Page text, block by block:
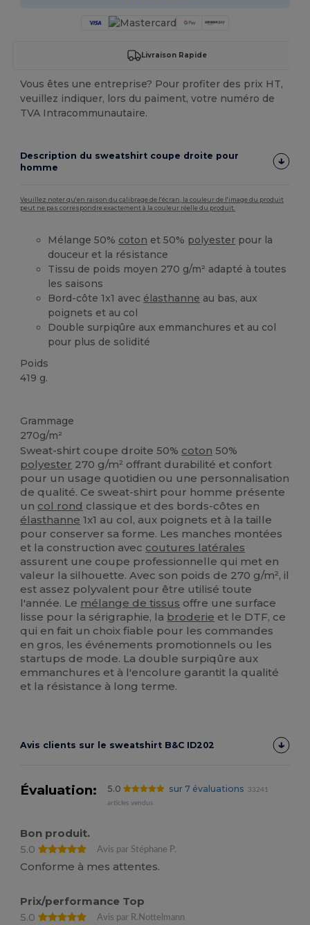
Livraison Rapide
Vous êtes une entreprise? Pour profiter des prix HT,
veuillez indiquer, lors du paiment, votre numéro de
TVA Intracommunautaire.
Description du sweatshirt coupe droite pour
homme
Veuillez noter qu'en raison du calibrage de l'écran, la couleur de l'image du produit
peut ne pas correspondre exactement à la couleur réelle du produit.
Mélange 50% coton et 50% polyester pour la
douceur et la résistance
Tissu de poids moyen 270 g/m² adapté à toutes
les saisons
Bord-côte 1x1 avec élasthanne au bas, aux
poignets et au col
Double surpiqûre aux emmanchures et au col
pour plus de solidité
Poids
419 g.
Grammage
270g/m²
Sweat-shirt coupe droite 50% coton 50%
polyester 270 g/m² offrant durabilité et confort
pour un usage quotidien ou une personnalisation
de qualité. Ce sweat-shirt pour homme présente
un col rond classique et des bords-côtes en
élasthanne 1x1 au col, aux poignets et à la taille
pour conserver sa forme. Les manches montées
et la construction avec coutures latérales
assurent une coupe professionnelle qui met en
valeur la silhouette. Avec son poids de 270 g/m², il
est assez polyvalent pour être utilisé toute
l'année. Le mélange de tissus offre une surface
lisse pour la sérigraphie, la broderie et le DTF, ce
qui en fait un choix fiable pour les commandes
en gros, les événements promotionnels ou les
startups de mode. La double surpiqûre aux
emmanchures et à l'encolure garantit la qualité
et la résistance à long terme.
Avis clients sur le sweatshirt B&C ID202
Évaluation: 5.0 sur 7 évaluations
33241
articles vendus
Bon produit.
5.0
Avis par Stéphane P.
Conforme à mes attentes.
Prix/performance Top
5.0
Avis par R.Nottelmann